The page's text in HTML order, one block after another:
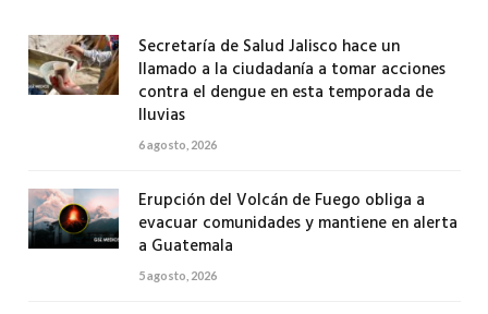
Secretaría de Salud Jalisco hace un
llamado a la ciudadanía a tomar acciones
contra el dengue en esta temporada de
lluvias
6 agosto, 2026
Erupción del Volcán de Fuego obliga a
evacuar comunidades y mantiene en alerta
a Guatemala
5 agosto, 2026